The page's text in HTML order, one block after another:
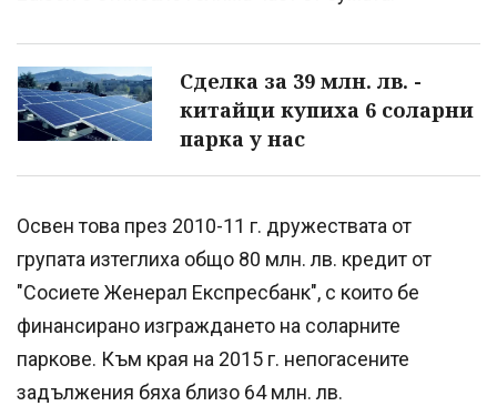
Сделка за 39 млн. лв. -
китайци купиха 6 соларни
парка у нас
Освен това през 2010-11 г. дружествата от
групата изтеглиха общо 80 млн. лв. кредит от
"Сосиете Женерал Експресбанк", с които бе
финансирано изграждането на соларните
паркове. Към края на 2015 г. непогасените
задължения бяха близо 64 млн. лв.